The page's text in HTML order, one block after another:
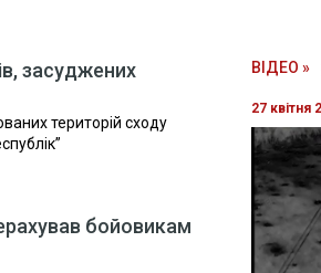
засуджених
територій сходу
бойовикам
ВІДЕО »
27 квітня